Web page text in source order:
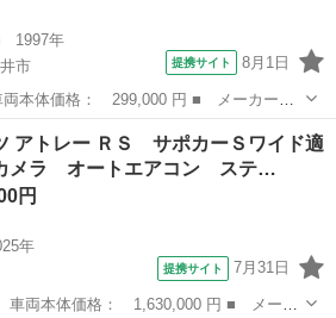
1997年
市
提携サイト 8月1日
アトレー ■ グレード名： ＲＴリミ
走行７４６６１ＫＭ パワーウィンド
アトレー ＲＳ サポカーＳワイド適
メラ オートエアコン ステ…
円
年
提携サイト 7月31日